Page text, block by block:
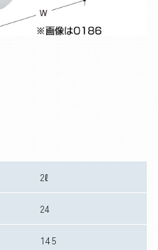
2ℓ
24
145